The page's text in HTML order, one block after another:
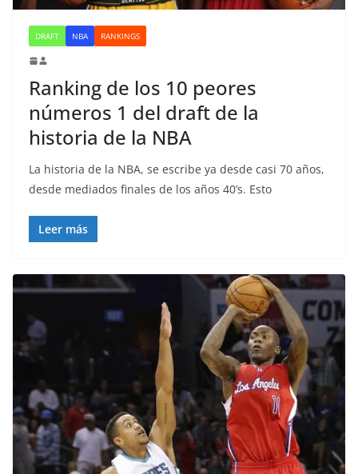
DRAFT NBA RANKINGS
Ranking de los 10 peores
números 1 del draft de la
historia de la NBA
La historia de la NBA, se escribe ya desde casi 70 años,
desde mediados finales de los años 40’s. Esto
Leer más